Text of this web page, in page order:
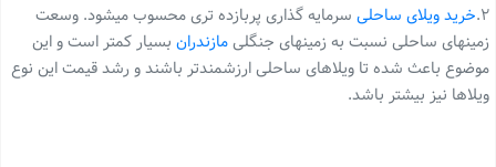
۲. خرید ویلای ساحلی سرمایه گذاری پربازده تری محسوب میشود. وسعت
زمینهای ساحلی نسبت به زمینهای جنگلیمازندران بسیار کمتر است و این
موضوع باعث شده تا ویلاهای ساحلی ارزشمند‌تر باشند و رشد قیمت این نوع
ویلاها نیز بیشتر باشد.